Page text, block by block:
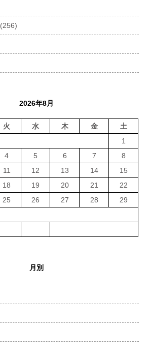
(256)
2026年8月
火 水 木 金 土
1
4 5 6 7
8
11 12 13 14
15
18 19 20 21
22
25 26 27 28
29
月別